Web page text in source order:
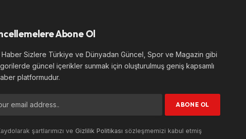
Abone Ol
Haber Sizlere Türkiye ve Dünyadan Güncel, Spor ve Magazin gibi
güncel içerikler sunmak için oluşturulmuş geniş kapsamlı
platformudur.
şartlarımızı ve Gizlilik Politikası sözleşmemizi kabul etmiş